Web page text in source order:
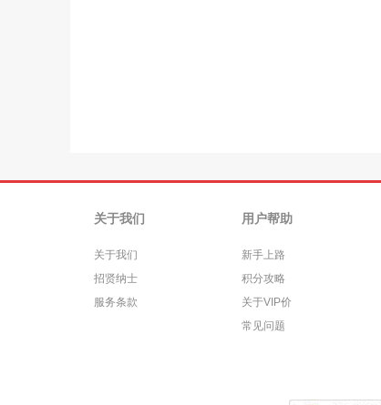
关于我们
关于我们
招贤纳士
服务条款
用户帮助
新手上路
积分攻略
关于VIP价
常见问题